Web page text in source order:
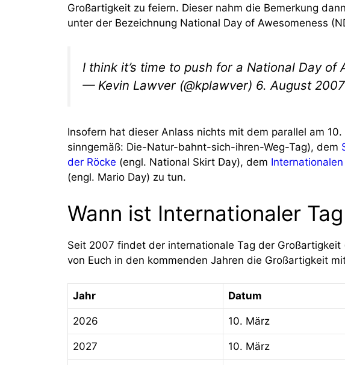
Großartigkeit zu feiern. Dieser nahm die Bemerkung
unter der Bezeichnung National Day of Awesomeness
I think it’s time to push for a National Day of
— Kevin Lawver (@kplawver) 6. August
Insofern hat dieser Anlass nichts mit dem parallel am
sinngemäß: Die-Natur-bahnt-sich-ihren-Weg-Tag), dem
der Röcke (engl. National Skirt Day), dem
(engl. Mario Day) zu tun.
Wann ist Internationaler
Seit 2007 findet der internationale Tag der
von Euch in den kommenden Jahren die Großartigkeit
Jahr Datum
2026 10. März
2027 10. März